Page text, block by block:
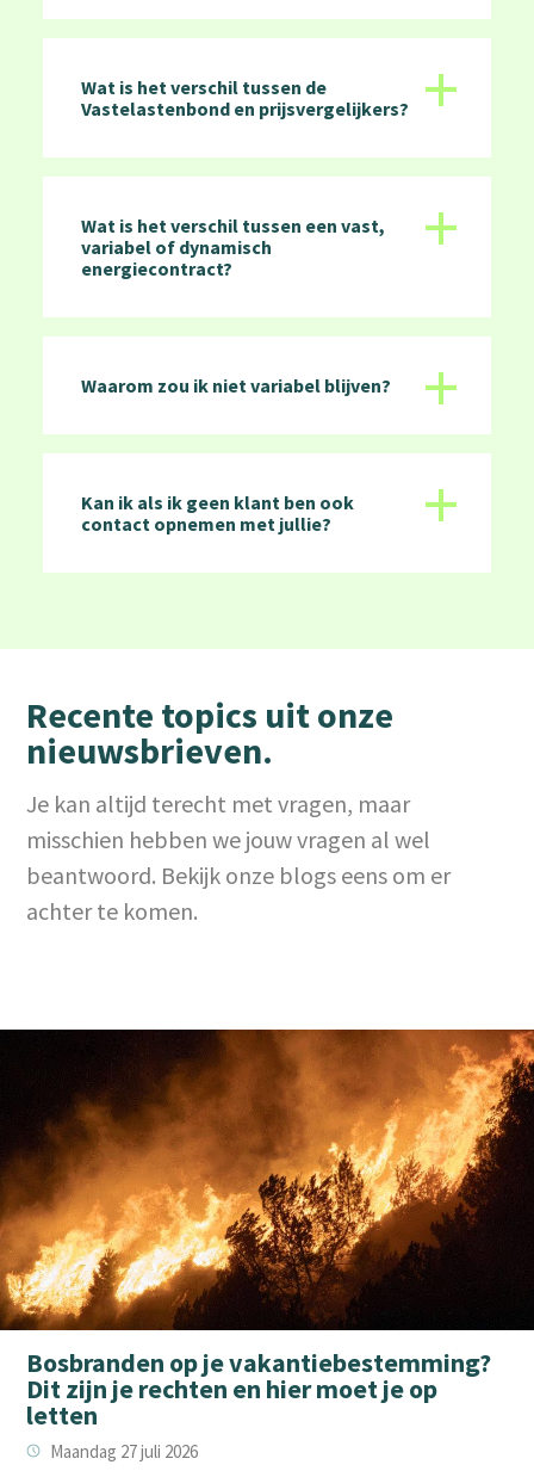
Wat is het verschil tussen de
Vastelastenbond en prijsvergelijkers?
+
Wat is het verschil tussen een vast,
variabel of dynamisch
energiecontract?
+
Waarom zou ik niet variabel blijven? +
Kan ik als ik geen klant ben ook
contact opnemen met jullie?
+
Recente topics uit onze
nieuwsbrieven.
Je kan altijd terecht met vragen, maar
misschien hebben we jouw vragen al wel
beantwoord. Bekijk onze blogs eens om er
achter te komen.
Bosbranden op je vakantiebestemming?
Dit zijn je rechten en hier moet je op
letten
Maandag 27 juli 2026